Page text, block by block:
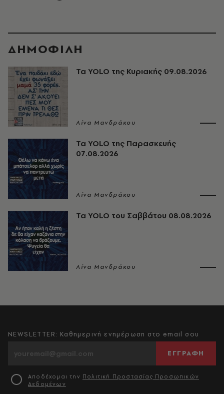
ΔΗΜΟΦΙΛΗ
Τα YOLO της Κυριακής 09.08.2026
Λίνα Μανδράκου
Τα YOLO της Παρασκευής
07.08.2026
Λίνα Μανδράκου
Τα YOLO του Σαββάτου 08.08.2026
Λίνα Μανδράκου
NEWSLETTER: Καθημερινή ενημέρωση στο email σου
ΕΓΓΡΑΦΗ
Αποδέχομαι την Πολιτική Προστασίας Προσωπικών
Δεδομένων